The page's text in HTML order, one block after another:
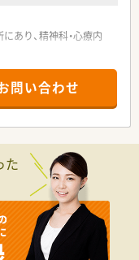
あり、精神科・心療内
名の体制で、常時2名か
セプトに共感し、患者
る方なら、病院実務が
業の環境を活かして長
問い合わせ
た